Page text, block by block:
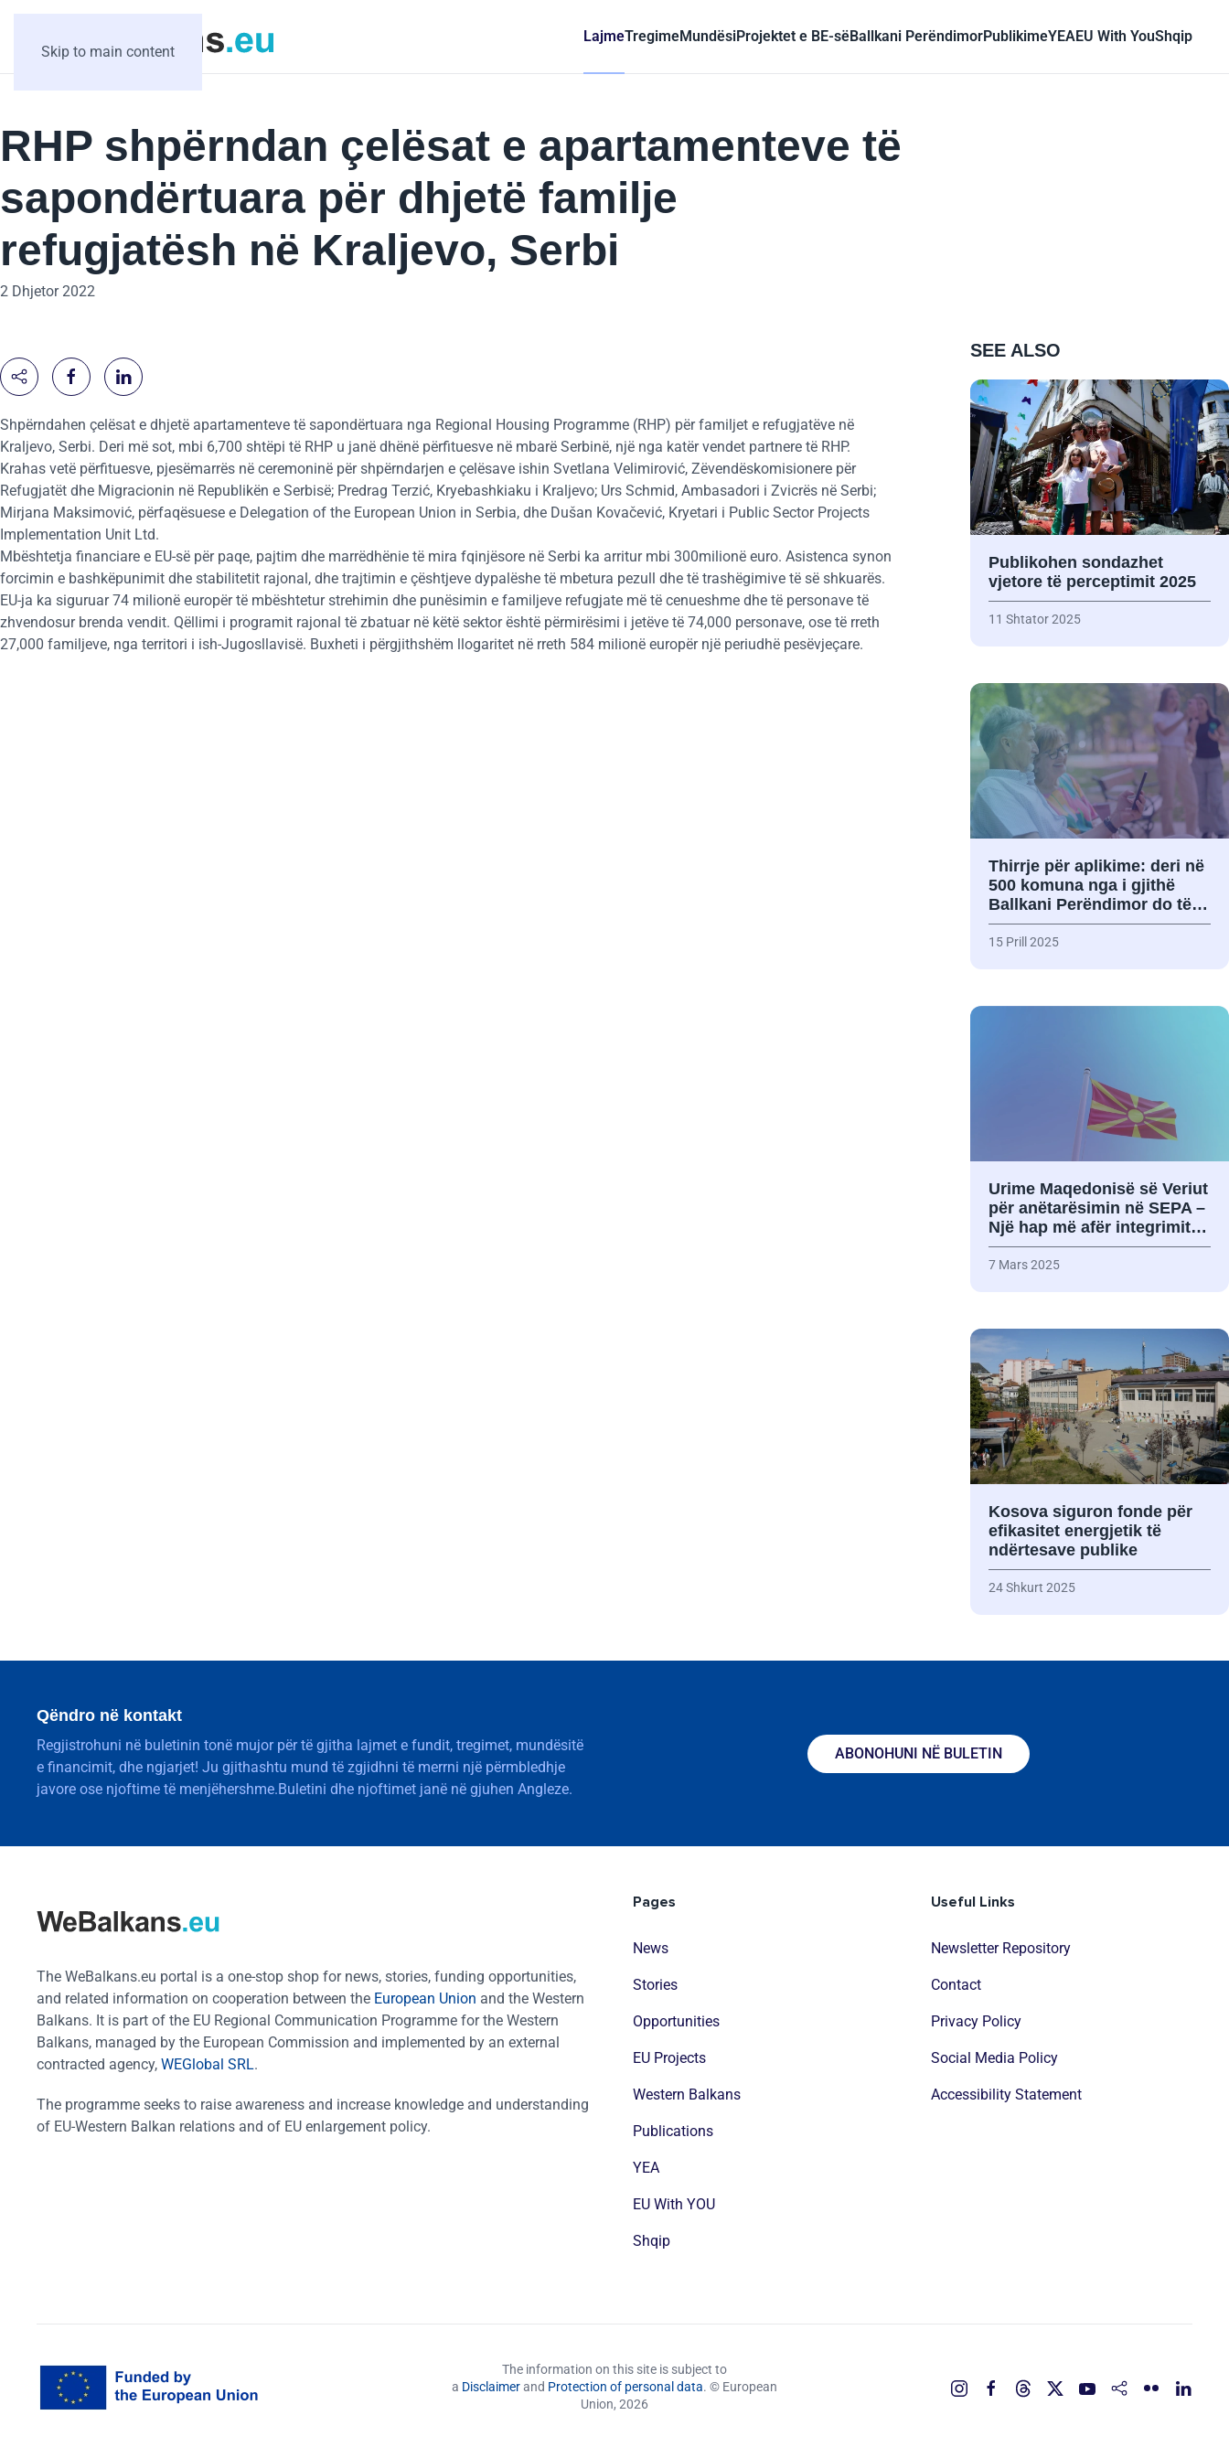
Skip to main content
LajmeTregimeMundësiProjektet e BE-sëBallkani PerëndimorPublikimeYEAEU With YouShqip
RHP shpërndan çelësat e apartamenteve të
sapondërtuara për dhjetë familje
refugjatësh në Kraljevo, Serbi
2 Dhjetor 2022
Shpërndahen çelësat e dhjetë apartamenteve të sapondërtuara nga Regional Housing Programme (RHP) për familjet e refugjatëve në
Kraljevo, Serbi. Deri më sot, mbi 6,700 shtëpi të RHP u janë dhënë përfituesve në mbarë Serbinë, një nga katër vendet partnere të RHP.
Krahas vetë përfituesve, pjesëmarrës në ceremoninë për shpërndarjen e çelësave ishin Svetlana Velimirović, Zëvendëskomisionere për
Refugjatët dhe Migracionin në Republikën e Serbisë; Predrag Terzić, Kryebashkiaku i Kraljevo; Urs Schmid, Ambasadori i Zvicrës në Serbi;
Mirjana Maksimović, përfaqësuese e Delegation of the European Union in Serbia, dhe Dušan Kovačević, Kryetari i Public Sector Projects
Implementation Unit Ltd.
Mbështetja financiare e EU-së për paqe, pajtim dhe marrëdhënie të mira fqinjësore në Serbi ka arritur mbi 300milionë euro. Asistenca synon
forcimin e bashkëpunimit dhe stabilitetit rajonal, dhe trajtimin e çështjeve dypalëshe të mbetura pezull dhe të trashëgimive të së shkuarës.
EU-ja ka siguruar 74 milionë europër të mbështetur strehimin dhe punësimin e familjeve refugjate më të cenueshme dhe të personave të
zhvendosur brenda vendit. Qëllimi i programit rajonal të zbatuar në këtë sektor është përmirësimi i jetëve të 74,000 personave, ose të rreth
27,000 familjeve, nga territori i ish-Jugosllavisë. Buxheti i përgjithshëm llogaritet në rreth 584 milionë europër një periudhë pesëvjeçare.
SEE ALSO
Publikohen sondazhet
vjetore të perceptimit 2025
11 Shtator 2025
Thirrje për aplikime: deri në
500 komuna nga i gjithë
Ballkani Perëndimor do të…
15 Prill 2025
Urime Maqedonisë së Veriut
për anëtarësimin në SEPA –
Një hap më afër integrimit…
7 Mars 2025
Kosova siguron fonde për
efikasitet energjetik të
ndërtesave publike
24 Shkurt 2025
Qëndro në kontakt
Regjistrohuni në buletinin tonë mujor për të gjitha lajmet e fundit, tregimet, mundësitë
e financimit, dhe ngjarjet! Ju gjithashtu mund të zgjidhni të merrni një përmbledhje
javore ose njoftime të menjëhershme.Buletini dhe njoftimet janë në gjuhen Angleze.
ABONOHUNI NË BULETIN
The WeBalkans.eu portal is a one-stop shop for news, stories, funding opportunities,
and related information on cooperation between the European Union and the Western
Balkans. It is part of the EU Regional Communication Programme for the Western
Balkans, managed by the European Commission and implemented by an external
contracted agency, WEGlobal SRL.
The programme seeks to raise awareness and increase knowledge and understanding
of EU-Western Balkan relations and of EU enlargement policy.
Pages
News
Stories
Opportunities
EU Projects
Western Balkans
Publications
YEA
EU With YOU
Shqip
Useful Links
Newsletter Repository
Contact
Privacy Policy
Social Media Policy
Accessibility Statement
The information on this site is subject to
a Disclaimerand Protection of personal data. © European
Union, 2026